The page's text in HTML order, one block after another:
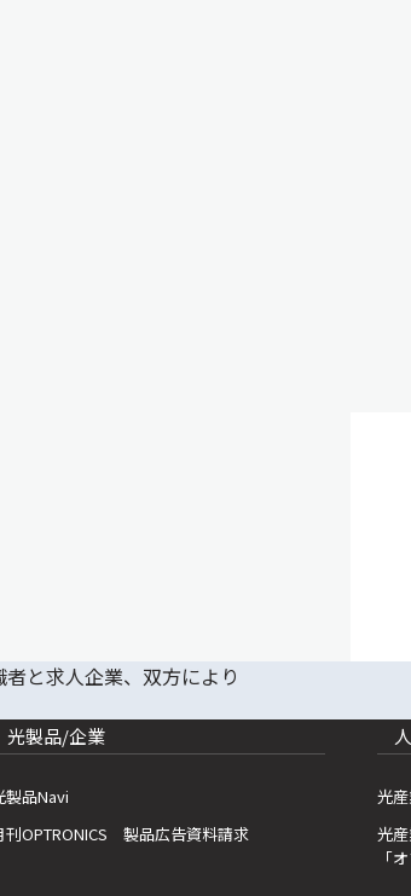
光製品/企業
製品Navi
刊OPTRONICS 製品広告資料請求
光
光
「